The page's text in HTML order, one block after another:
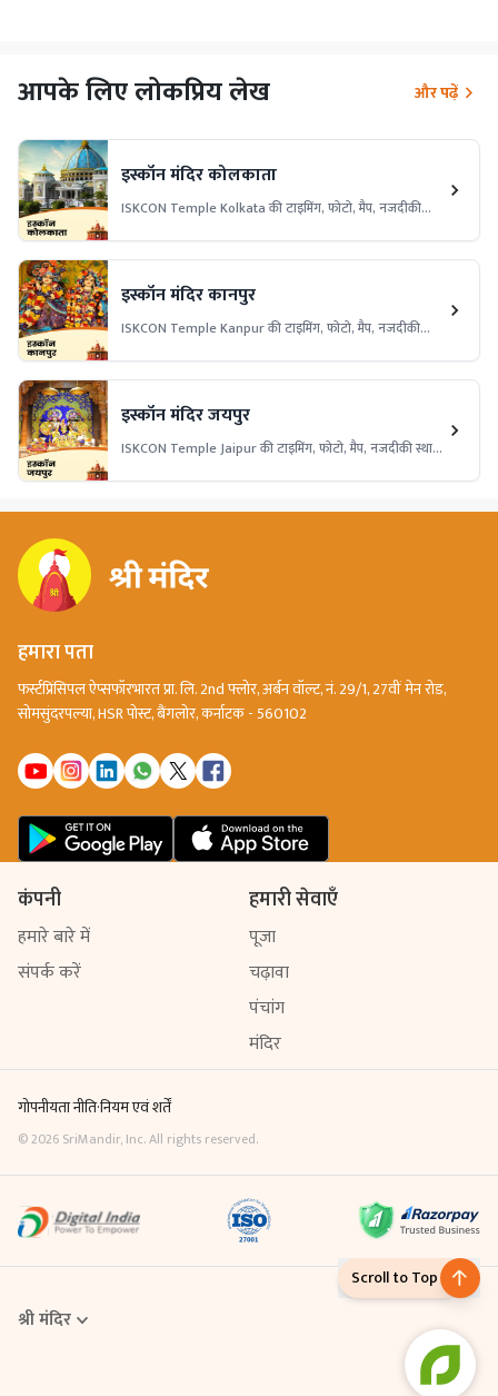
आपके लिए लोकप्रिय लेख और पढ़ें
इस्कॉन मंदिर कोलकाता
ISKCON Temple Kolkata की टाइमिंग, फोटो, मैप, नजदीकी
ऐतिहासिक और पवित्र मंदिर में।
इस्कॉन मंदिर कानपुर
ISKCON Temple Kanpur की टाइमिंग, फोटो, मैप, नजदीकी
और पवित्र मंदिर में।
इस्कॉन मंदिर जयपुर
ISKCON Temple Jaipur की टाइमिंग, फोटो, मैप, नजदीकी स्थान
शांत मंदिर में।
हमारा पता
फर्स्टप्रिंसिपल ऐप्सफॉरभारत प्रा. लि. 2nd फ्लोर, अर्बन वॉल्ट, नं. 29/1, 27वीं मेन रोड,
सोमसुंदरपल्या, HSR पोस्ट, बैंगलोर, कर्नाटक - 560102
कंपनी
हमारे बारे में
संपर्क करें
हमारी सेवाएँ
पूजा
चढ़ावा
पंचांग
मंदिर
गोपनीयता नीति·नियम एवं शर्तें
©2026 SriMandir, Inc. All rights reserved.
श्री मंदिर
Online Puja एक डिजिटल सेवा है, जिसके माध्यम से आप घर बैठे ही मंदिर में विधि-
विधान से पूजा करवा सकते हैं। Sri Mandir App से आप अपनी श्रद्धा के अनुसार
Scroll to Top